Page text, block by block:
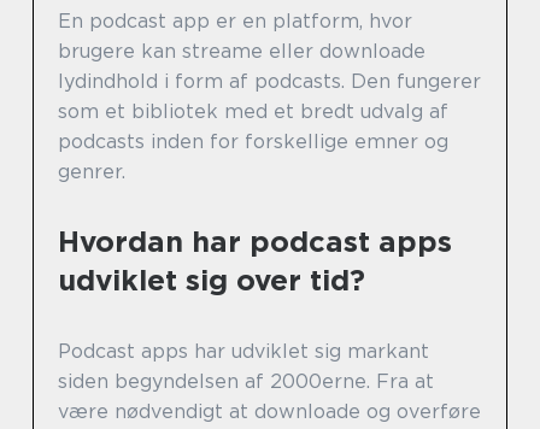
En podcast app er en platform, hvor
brugere kan streame eller downloade
lydindhold i form af podcasts. Den fungerer
som et bibliotek med et bredt udvalg af
podcasts inden for forskellige emner og
genrer.
Hvordan har podcast apps
udviklet sig over tid?
Podcast apps har udviklet sig markant
siden begyndelsen af 2000erne. Fra at
være nødvendigt at downloade og overføre